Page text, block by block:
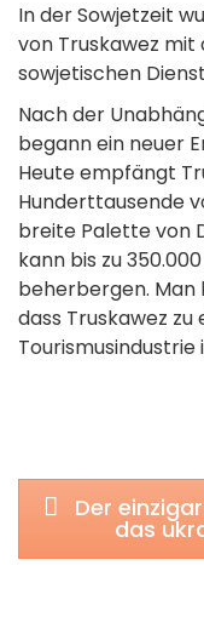
In der Sowjetzeit
von Truskawez
sowjetischen
Nach der
begann ein neuer
Heute empfängt
Hunderttausende
breite Palette von
kann bis zu
beherbergen. Man
dass Truskawez
Tourismusindustrie
Der
das